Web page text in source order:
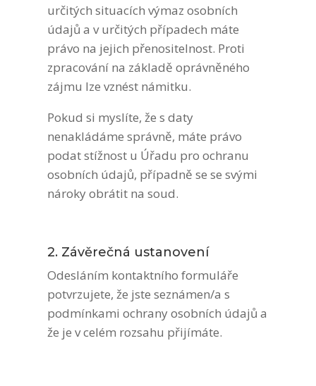
určitých situacích výmaz osobních
údajů a v určitých případech máte
právo na jejich přenositelnost. Proti
zpracování na základě oprávněného
zájmu lze vznést námitku.
Pokud si myslíte, že s daty
nenakládáme správně, máte právo
podat stížnost u Úřadu pro ochranu
osobních údajů, případně se se svými
nároky obrátit na soud.
2. Závěrečná ustanovení
Odesláním kontaktního formuláře
potvrzujete, že jste seznámen/a s
podmínkami ochrany osobních údajů a
že je v celém rozsahu přijímáte.